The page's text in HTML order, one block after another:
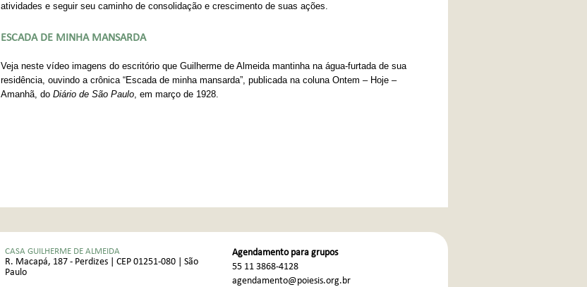
atividades e seguir seu caminho de consolidação e crescimento de suas ações.
ESCADA DE MINHA MANSARDA
Veja neste vídeo imagens do escritório que Guilherme de Almeida mantinha na água-furtada de sua
residência, ouvindo a crônica “Escada de minha mansarda”, publicada na coluna Ontem – Hoje –
Amanhã, do Diário de São Paulo, em março de 1928.
Agendamento para grupos
55 11 3868-4128
agendamento@poiesis.org.br
CASA GUILHERME DE ALMEIDA
R. Macapá, 187 - Perdizes | CEP 01251-080 | São
Paulo